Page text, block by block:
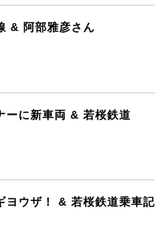
& 阿部雅彦さん
ーに新車両 & 若桜鉄道
ヨウザ！ & 若桜鉄道乗車記